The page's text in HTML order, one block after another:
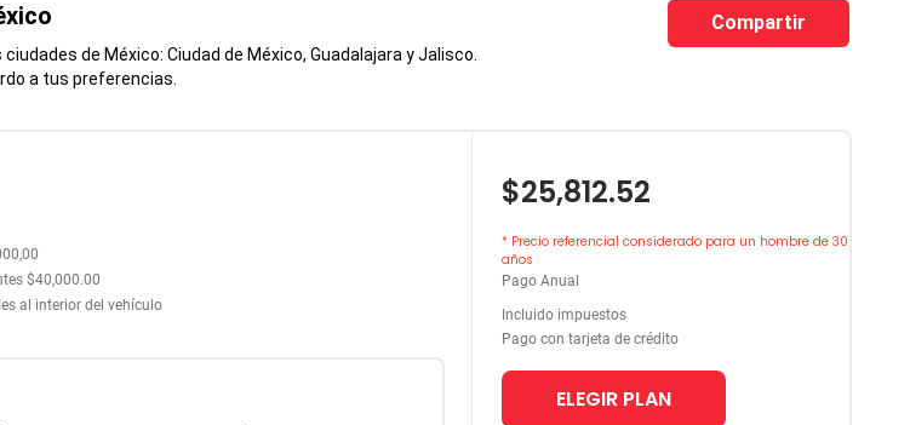
de México: Ciudad de México, Guadalajara y Jalisco.
a tus preferencias.
Compartir
$40,000.00
al interior del vehículo
$25,812.52
* Precio referencial considerado para un hombre de 30
años
Pago Anual
Incluido impuestos
Pago con tarjeta de crédito
ELEGIR PLAN